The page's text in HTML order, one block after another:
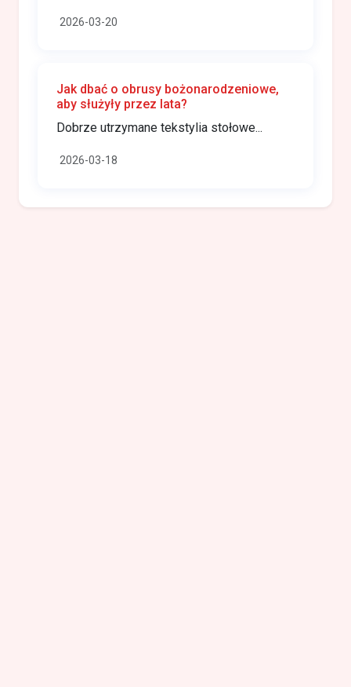
2026-03-20
Jak dbać o obrusy bożonarodzeniowe,
aby służyły przez lata?
Dobrze utrzymane tekstylia stołowe...
2026-03-18